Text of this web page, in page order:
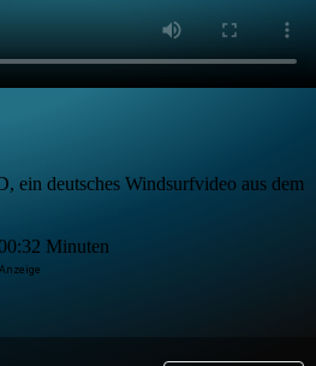
deutsches Windsurfvideo aus dem
Minuten